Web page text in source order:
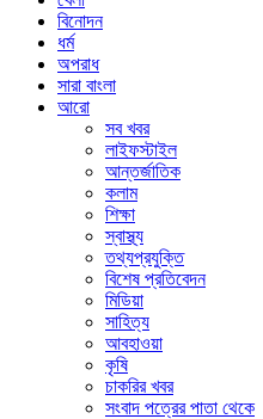
বিনোদন
ধর্ম
অপরাধ
সারা বাংলা
আরো
সব খবর
লাইফস্টাইল
আন্তর্জাতিক
কলাম
শিক্ষা
স্বাস্থ্য
তথ্যপ্রযুক্তি
বিশেষ প্রতিবেদন
মিডিয়া
সাহিত্য
আবহাওয়া
কৃষি
চাকরির খবর
সংবাদ পত্রের পাতা থেকে